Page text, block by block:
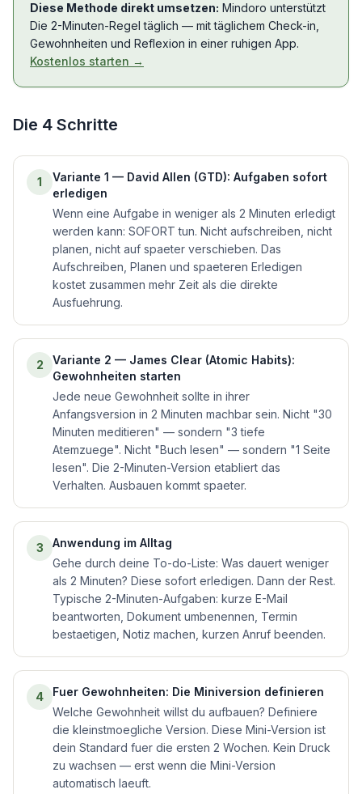
Diese Methode direkt umsetzen: Mindoro unterstützt
Die 2-Minuten-Regel täglich — mit täglichem Check-in,
Gewohnheiten und Reflexion in einer ruhigen App.
Kostenlos starten →
Die 4 Schritte
1
Variante 1 — David Allen (GTD): Aufgaben sofort
erledigen
Wenn eine Aufgabe in weniger als 2 Minuten erledigt
werden kann: SOFORT tun. Nicht aufschreiben, nicht
planen, nicht auf spaeter verschieben. Das
Aufschreiben, Planen und spaeteren Erledigen
kostet zusammen mehr Zeit als die direkte
Ausfuehrung.
2
Variante 2 — James Clear (Atomic Habits):
Gewohnheiten starten
Jede neue Gewohnheit sollte in ihrer
Anfangsversion in 2 Minuten machbar sein. Nicht "30
Minuten meditieren" — sondern "3 tiefe
Atemzuege". Nicht "Buch lesen" — sondern "1 Seite
lesen". Die 2-Minuten-Version etabliert das
Verhalten. Ausbauen kommt spaeter.
3
Anwendung im Alltag
Gehe durch deine To-do-Liste: Was dauert weniger
als 2 Minuten? Diese sofort erledigen. Dann der Rest.
Typische 2-Minuten-Aufgaben: kurze E-Mail
beantworten, Dokument umbenennen, Termin
bestaetigen, Notiz machen, kurzen Anruf beenden.
4
Fuer Gewohnheiten: Die Miniversion definieren
Welche Gewohnheit willst du aufbauen? Definiere
die kleinstmoegliche Version. Diese Mini-Version ist
dein Standard fuer die ersten 2 Wochen. Kein Druck
zu wachsen — erst wenn die Mini-Version
automatisch laeuft.